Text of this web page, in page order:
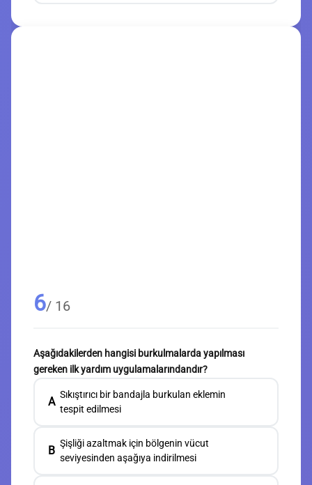
6/ 16
Aşağıdakilerden hangisi burkulmalarda yapılması
gereken ilk yardım uygulamalarındandır?
A
Sıkıştırıcı bir bandajla burkulan eklemin
tespit edilmesi
B
Şişliği azaltmak için bölgenin vücut
seviyesinden aşağıya indirilmesi